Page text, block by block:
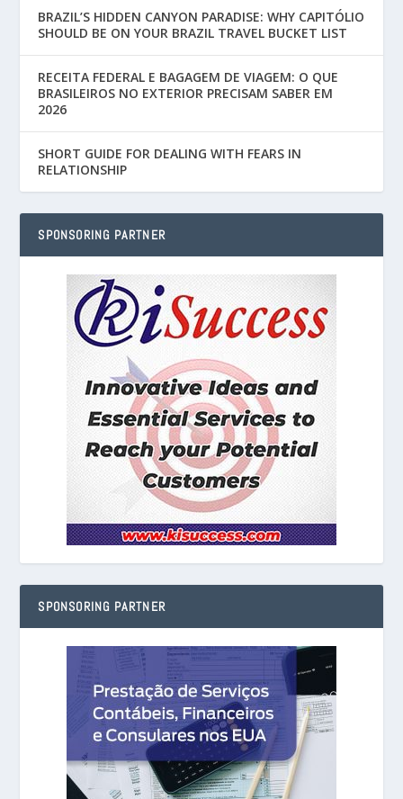
BRAZIL’S HIDDEN CANYON PARADISE: WHY CAPITÓLIO
SHOULD BE ON YOUR BRAZIL TRAVEL BUCKET LIST
RECEITA FEDERAL E BAGAGEM DE VIAGEM: O QUE
BRASILEIROS NO EXTERIOR PRECISAM SABER EM
2026
SHORT GUIDE FOR DEALING WITH FEARS IN
RELATIONSHIP
SPONSORING PARTNER
SPONSORING PARTNER